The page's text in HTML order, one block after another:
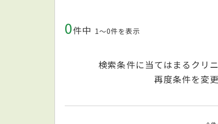
0件中 1〜0件を表示
検索条件に当てはまるクリ
再度条件を変